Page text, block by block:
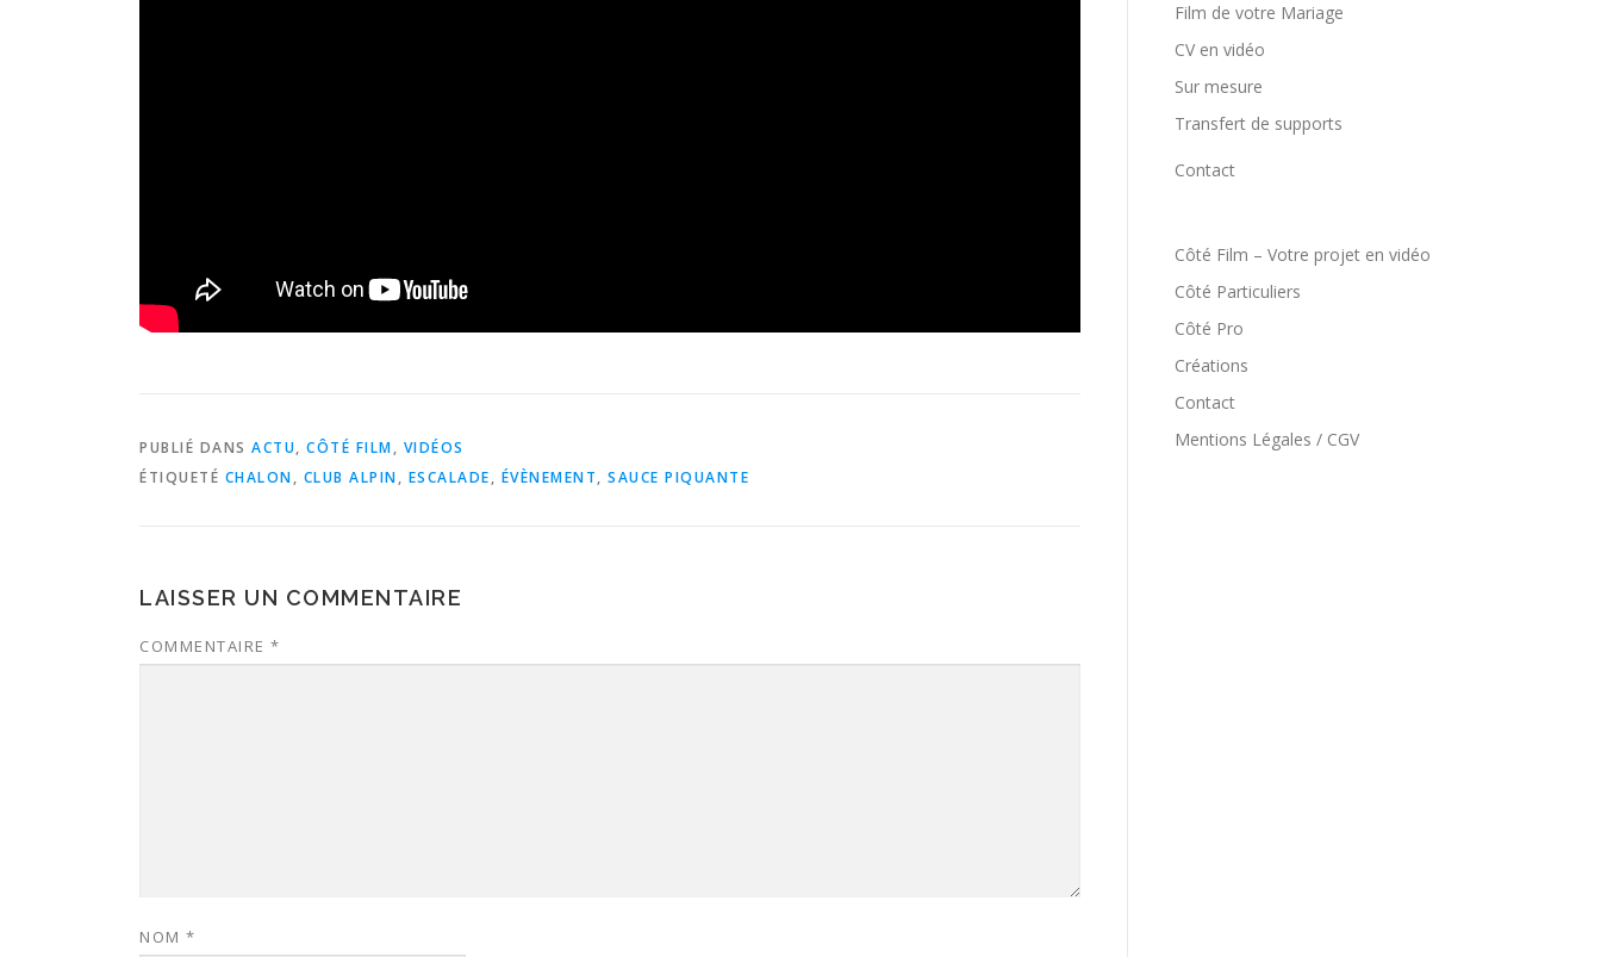
PUBLIÉ DANS ACTU, CÔTÉ FILM, VIDÉOS
ÉTIQUETÉ CHALON, CLUB ALPIN, ESCALADE, ÉVÈNEMENT, SAUCE PIQUANTE
LAISSER UN COMMENTAIRE
COMMENTAIRE *
NOM *
Film de votre Mariage
CV en vidéo
Sur mesure
Transfert de supports
Contact
Côté Film – Votre projet en vidéo
Côté Particuliers
Côté Pro
Créations
Contact
Mentions Légales / CGV